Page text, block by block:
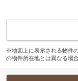
※地図上に表示される物件
の物件所在地とは異なる場